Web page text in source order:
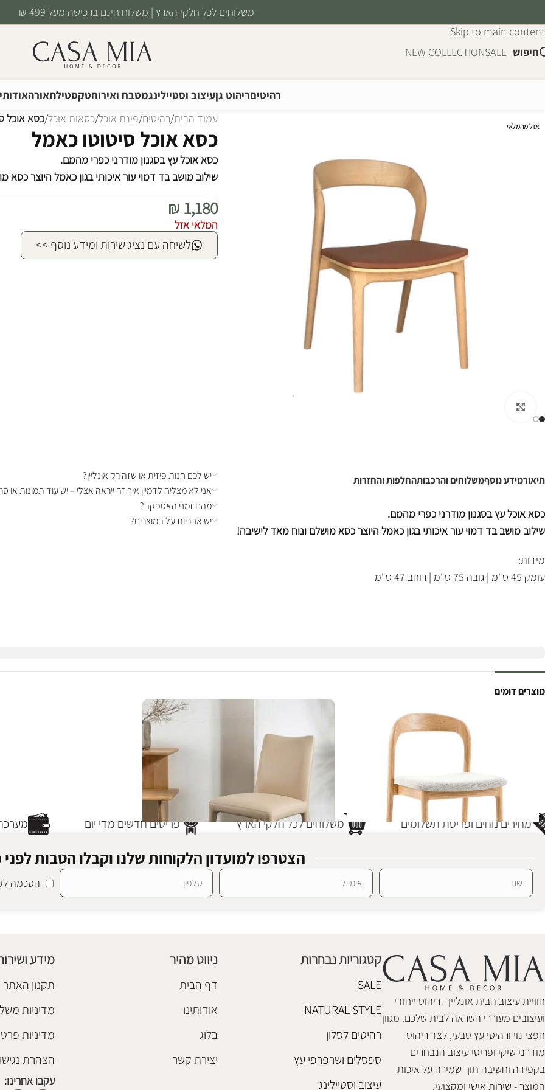
Skip to main content
משלוחים לכל חלקי הארץ | משלוח חינם ברכישה מעל 499 ₪
חיפוש SALE
NEW COLLECTION
רהיטיםריהוט גןעיצוב וסטיילינגמטבח ואירוחטקסטילתאורה
אזל מהמלאי
עמוד הבית/רהיטים/פינת אוכל/כסאות אוכל/כסא אוכל
כסא אוכל סיטוטו כאמל
כסא אוכל עץ בסגנון מודרני כפרי מהמם.
שילוב מושב בד דמוי עור איכותי בגון כאמל היוצר כסא
₪ 1,180
המלאי אזל
לשיחה עם נציג שירות ומידע נוסף >>
תיאורמידע נוסףמשלוחים והרכבותהחלפות והחזרות
כסא אוכל עץ בסגנון מודרני כפרי מהמם.
שילוב מושב בד דמוי עור איכותי בגון כאמל היוצר כסא מושלם ונוח מאד לישיבה!
מידות:
עומק 45 ס"מ | גובה 75 ס"מ | רוחב 47 ס"מ
יש לכם חנות פיזית או שזה רק אונליין?
אני לא מצליח לדמיין איך זה ייראה אצלי – יש עוד תמונות או
מהם זמני האספקה?
יש אחריות על המוצרים?
מוצרים דומים
SALE
₪1,080
₪950
הוספה לסל
כסא אוכל פרדריק בז'
הוספה לסל
פריטים חדשים מדי יום משלוחים לכל חלקי הארץ מחירים נוחים ופריסת תשלומים
הצטרפו למועדון הלקוחות שלנו וקבלו הטבות
הסכמה
חוויית עיצוב הבית אונליין - ריהוט ייחודי
ועיצובים מעוררי השראה לבית שלכם. מגוון
חפצי נוי ורהיטי עץ טבעי, לצד ריהוט
מודרני שיקי ופריטי עיצוב הנבחרים
בקפידה וחשיבה תוך שמירה על איכות
המוצר - שירות אישי ומקצועי.
קטגוריות נבחרות
SALE
NATURAL STYLE
רהיטים לסלון
ספסלים ושרפרפי עץ
עיצוב וסטיילינג
ניווט מהיר
דף הבית
אודותינו
בלוג
יצירת קשר
מידע
תקנון האתר
מדיניות
מדיניות
הצהרת
עקבו אחרינו: